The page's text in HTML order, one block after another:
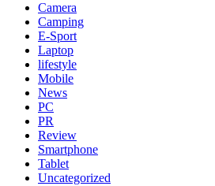
Camera
Camping
E-Sport
Laptop
lifestyle
Mobile
News
PC
PR
Review
Smartphone
Tablet
Uncategorized